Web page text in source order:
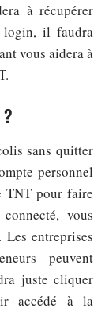
à récupérer
login, il faudra
vous aidera à
sans quitter
personnel
TNT pour faire
vous
entreprises
peuvent
juste cliquer
accédé à la